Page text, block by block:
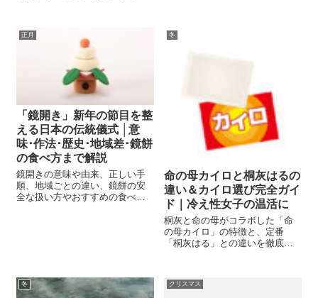
菓子や、恋人の趣味を反映させ
たプレゼントなど、喜ばれる選
択肢が豊富にあり...
す。 ただ、その正しいやり方や
正月
「鏡開き」新年の節目を整
える日本の伝統儀式 │意
味･作法･歴史･地域差･鏡餅
の食べ方まで解説
鏡開きの意味や由来、正しい手
順、地域ごとの違い、鏡餅の安
全な扱い方やおすすめの食べ方
冬
命の母カイロと桐灰はるの
違い＆カイロ選び完全ガイ
ド｜冷え性女子の温活に
桐灰と命の母がコラボした「命
の母カイロ」の特徴と、定番
「桐灰はる」との違いを徹底比
介します。
冬 クリスマス